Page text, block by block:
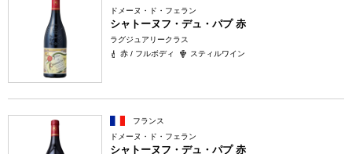
ドメーヌ・ド・フェラン
シャトーヌフ・デュ・パプ 赤
ラグジュアリークラス
赤 / フルボディ
スティルワイン
フランス
ドメーヌ・ド・フェラン
シャトーヌフ・デュ・パプ 赤